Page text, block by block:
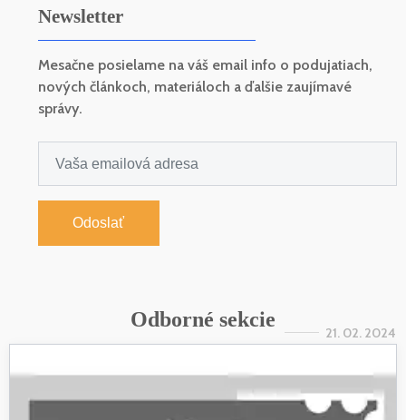
Newsletter
Mesačne posielame na váš email info o podujatiach,
nových článkoch, materiáloch a ďalšie zaujímavé
správy.
Odoslať
Odborné sekcie
21. 02. 2024